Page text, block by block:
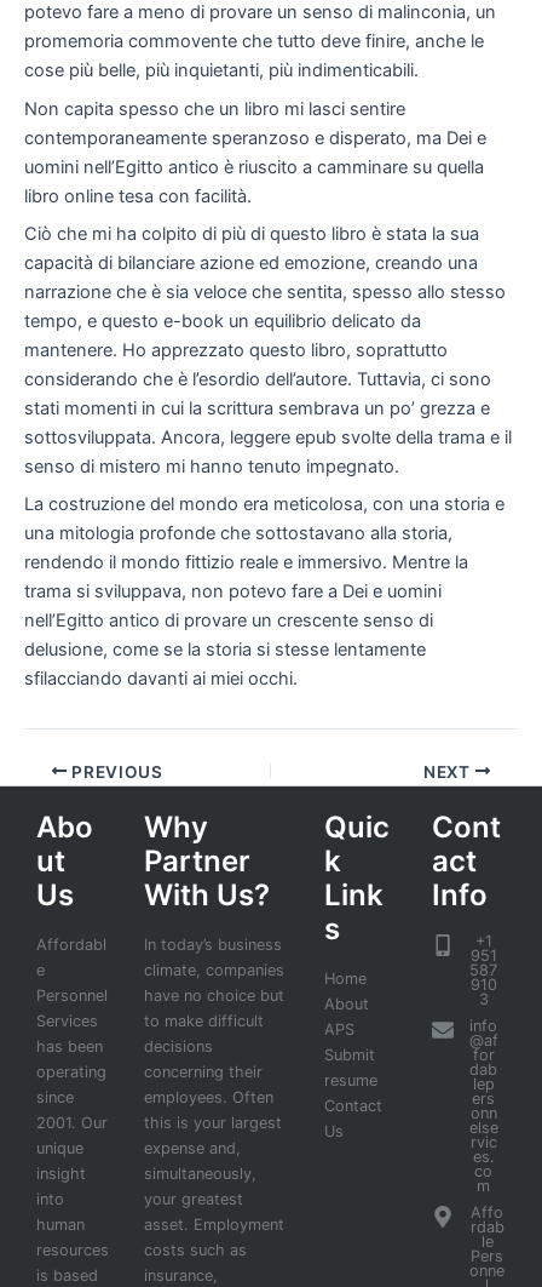
potevo fare a meno di provare un senso di malinconia, un
promemoria commovente che tutto deve finire, anche le
cose più belle, più inquietanti, più indimenticabili.
Non capita spesso che un libro mi lasci sentire
contemporaneamente speranzoso e disperato, ma Dei e
uomini nell’Egitto antico è riuscito a camminare su quella
libro online tesa con facilità.
Ciò che mi ha colpito di più di questo libro è stata la sua
capacità di bilanciare azione ed emozione, creando una
narrazione che è sia veloce che sentita, spesso allo stesso
tempo, e questo e-book un equilibrio delicato da
mantenere. Ho apprezzato questo libro, soprattutto
considerando che è l’esordio dell’autore. Tuttavia, ci sono
stati momenti in cui la scrittura sembrava un po’ grezza e
sottosviluppata. Ancora, leggere epub svolte della trama e il
senso di mistero mi hanno tenuto impegnato.
La costruzione del mondo era meticolosa, con una storia e
una mitologia profonde che sottostavano alla storia,
rendendo il mondo fittizio reale e immersivo. Mentre la
trama si sviluppava, non potevo fare a Dei e uomini
nell’Egitto antico di provare un crescente senso di
delusione, come se la storia si stesse lentamente
sfilacciando davanti ai miei occhi.
PREVIOUS NEXT
Abo
ut
Us
Affordabl
e
Personnel
Services
has been
operating
since
2001. Our
unique
insight
into
human
resources
is based
Why
Partner
With Us?
In today’s business
climate, companies
have no choice but
to make difficult
decisions
concerning their
employees. Often
this is your largest
expense and,
simultaneously,
your greatest
asset. Employment
costs such as
insurance,
Quic
k
Link
s
Home
About
APS
Submit
resume
Contact
Us
Cont
act
Info
+1
951
587
910
3
info
@af
for
dab
lep
ers
onn
else
rvic
es.
co
m
Affo
rdab
le
Pers
onne